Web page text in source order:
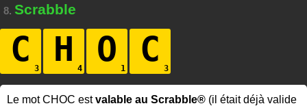
8. Scrabble
C H O C
Le mot CHOC estvalable au Scrabble® (il était déjà valide